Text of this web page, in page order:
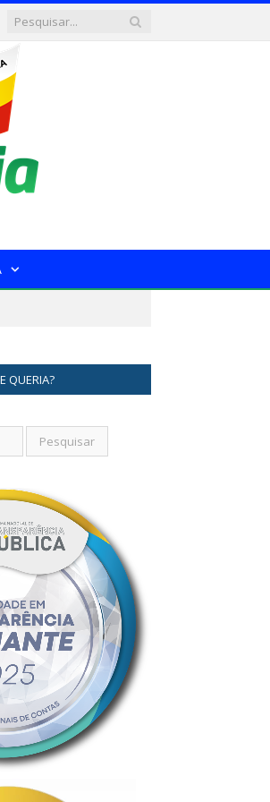
QUERIA?